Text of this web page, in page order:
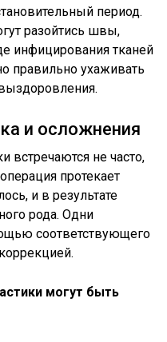
период.
разойтись швы,
инфицирования тканей
правильно ухаживать
и осложнения
встречаются не часто,
протекает
и в результате
рода. Одни
соответствующего
могут быть